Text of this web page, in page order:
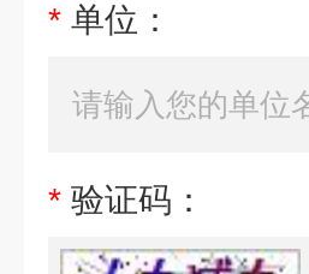
* 单位：
* 验证码：